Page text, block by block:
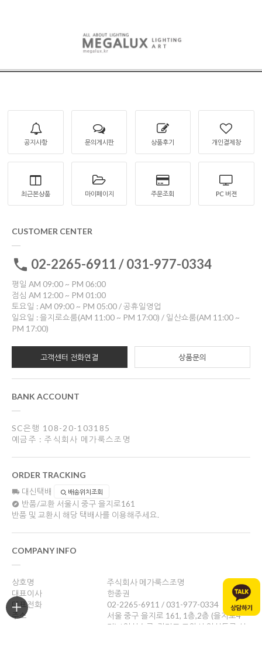
공지사항 문의게시판 상품후기 개인결제창
최근본상품 마이페이지 주문조회 PC 버젼
CUSTOMER CENTER
02-2265-6911 / 031-977-0334
평일 AM 09:00 ~ PM 06:00
점심 AM 12:00 ~ PM 01:00
토요일 : AM 09:00 ~ PM 05:00 / 공휴일영업
일요일 : 을지로쇼룸(AM 11:00 ~ PM 17:00) / 일산쇼룸(AM 11:00 ~
PM 17:00)
고객센터 전화연결 상품문의
BANK ACCOUNT
SC은행 108-20-103185
예금주 : 주식회사 메가룩스조명
ORDER TRACKING
대신택배 배송위치조회
반품/교환 서울시 중구 을지로161
반품 및 교환시 해당 택배사를 이용해주세요.
COMPANY INFO
상호명
주식회사 메가룩스조명
대표이사
한종권
대표전화
02-2265-6911 / 031-977-0334
주소
서울 중구 을지로 161, 1층,2층 (을지로4
가) / 일산쇼룸: 경기도 고양시 일산동구 성